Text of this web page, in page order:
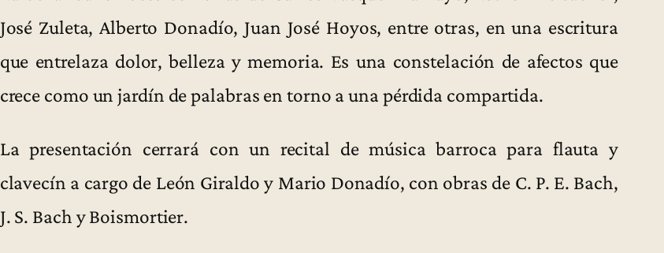
José Zuleta, Alberto Donadío, Juan José Hoyos, entre otras, en una escritura
que entrelaza dolor, belleza y memoria. Es una constelación de afectos que
crece como un jardín de palabras en torno a una pérdida compartida.
La presentación cerrará con un recital de música barroca para flauta y
clavecín a cargo de León Giraldo y Mario Donadío, con obras de C. P. E. Bach,
J. S. Bach y Boismortier.